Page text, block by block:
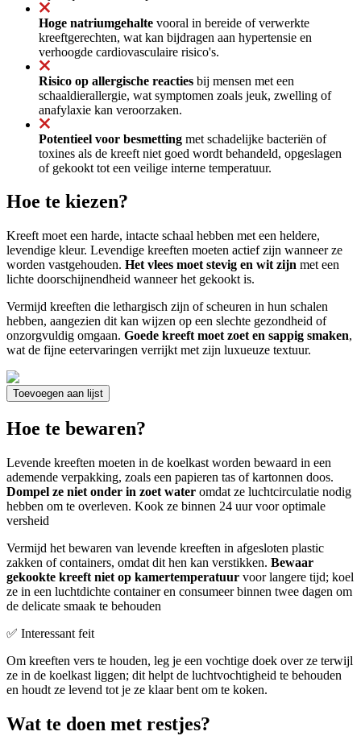
Hoge natriumgehalte vooral in bereide of verwerkte
kreeftgerechten, wat kan bijdragen aan hypertensie en
verhoogde cardiovasculaire risico's.
Risico op allergische reacties bij mensen met een
schaaldierallergie, wat symptomen zoals jeuk, zwelling of
anafylaxie kan veroorzaken.
Potentieel voor besmetting met schadelijke bacteriën of
toxines als de kreeft niet goed wordt behandeld, opgeslagen
of gekookt tot een veilige interne temperatuur.
Hoe te kiezen?
Kreeft moet een harde, intacte schaal hebben met een heldere,
levendige kleur. Levendige kreeften moeten actief zijn wanneer ze
worden vastgehouden. Het vlees moet stevig en wit zijn met een
lichte doorschijnendheid wanneer het gekookt is.
Vermijd kreeften die lethargisch zijn of scheuren in hun schalen
hebben, aangezien dit kan wijzen op een slechte gezondheid of
onzorgvuldig omgaan. Goede kreeft moet zoet en sappig smaken,
wat de fijne eetervaringen verrijkt met zijn luxueuze textuur.
Toevoegen aan lijst
Hoe te bewaren?
Levende kreeften moeten in de koelkast worden bewaard in een
ademende verpakking, zoals een papieren tas of kartonnen doos.
Dompel ze niet onder in zoet water omdat ze luchtcirculatie nodig
hebben om te overleven. Kook ze binnen 24 uur voor optimale
versheid
Vermijd het bewaren van levende kreeften in afgesloten plastic
zakken of containers, omdat dit hen kan verstikken. Bewaar
gekookte kreeft niet op kamertemperatuur voor langere tijd; koel
ze in een luchtdichte container en consumeer binnen twee dagen om
de delicate smaak te behouden
✅ Interessant feit
Om kreeften vers te houden, leg je een vochtige doek over ze terwijl
ze in de koelkast liggen; dit helpt de luchtvochtigheid te behouden
en houdt ze levend tot je ze klaar bent om te koken.
Wat te doen met restjes?